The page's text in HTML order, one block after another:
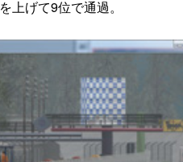
げて9位で通過。